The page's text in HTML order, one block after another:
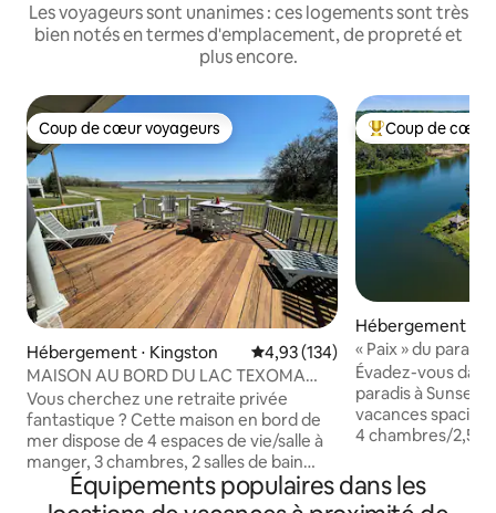
Les voyageurs sont unanimes : ces logements sont très
bien notés en termes d'emplacement, de propreté et
plus encore.
Coup de cœur voyageurs
Coup de cœur voyageurs
Hébergement ⋅ Kingston Évaluation moyenne sur la
4,93 (134)
MAISON AU BORD DU LAC TEXOMA
3 CHAMBRES, 2 SALLES DE BAINS,
9 COUCHAGES ! 🐟
Vous cherchez une retraite privée
fantastique ? Cette maison en bord de
mer dispose de 4 espaces de vie/salle à
manger, 3 chambres, 2 salles de bain
complètes et peut accueillir 9 personnes
(à l'exclusion des canapés). À quelques
Coups de cœur
Coup de cœur
Hébergement ⋅
« Paix » du
pêche. 4Bd2.5B
Évadez-vous
paradis à Sunset
vacances
4 chambres/2,5
lac Texoma)
ponton de pêche,
Équipements populaires dans les